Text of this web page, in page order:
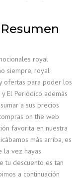
royal
siempre, royal
ofertas para poder los
El Periódico además
a sus precios
on the web
favorita en nuestra
más arriba, es
la vez hayas
tu descuento es tan
a continuación